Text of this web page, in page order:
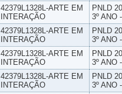
42379L1328L-ARTE EM
INTERAÇÃO
PNLD
3º ANO
42379L1328L-ARTE EM
INTERAÇÃO
PNLD
3º ANO
42379L1328L-ARTE EM
INTERAÇÃO
PNLD
3º ANO
42379L1328L-ARTE EM
INTERAÇÃO
PNLD
3º ANO